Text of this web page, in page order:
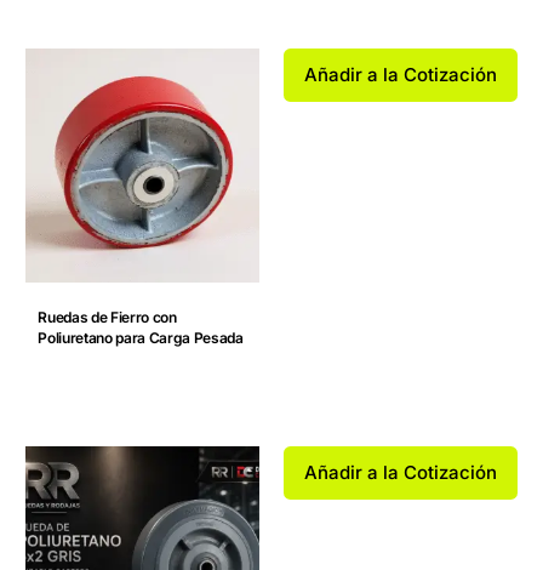
Ruedas de Fierro con
Poliuretano para Carga Pesada
Añadir a la Cotización
Añadir a la Cotización